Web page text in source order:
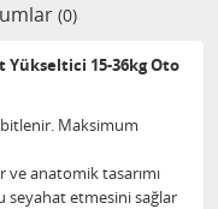
(0)
15-36kg Oto
Maksimum
ve anatomik tasarımı
seyahat etmesini sağlar